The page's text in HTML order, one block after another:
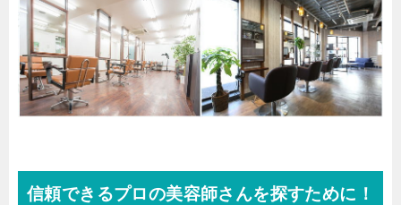
信頼できるプロの美容師さんを探すために！